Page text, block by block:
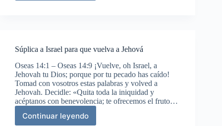
obstinado
Súplica a Israel para que vuelva a Jehová
Oseas 14:1 – Oseas 14:9 ¡Vuelve, oh Israel, a
Jehovah tu Dios; porque por tu pecado has caído!
Tomad con vosotros estas palabras y volved a
Jehovah. Decidle: «Quita toda la iniquidad y
acéptanos con benevolencia; te ofrecemos el fruto…
Continuar leyendo
Súplica